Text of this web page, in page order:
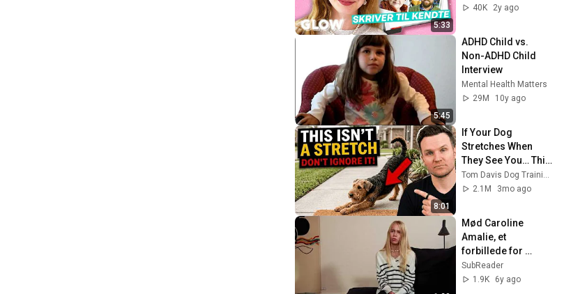
5:33
40K
2y ago
5:45
ADHD Child vs.
Non-ADHD Child
Interview
Mental Health Matters
29M
10y ago
8:01
If Your Dog
Stretches When
They See You… This
Is What It Really
Means
Tom Davis Dog Training
2.1M
3mo ago
Mød Caroline
Amalie, et
forbillede for
ordblinde
SubReader
1.9K
6y ago